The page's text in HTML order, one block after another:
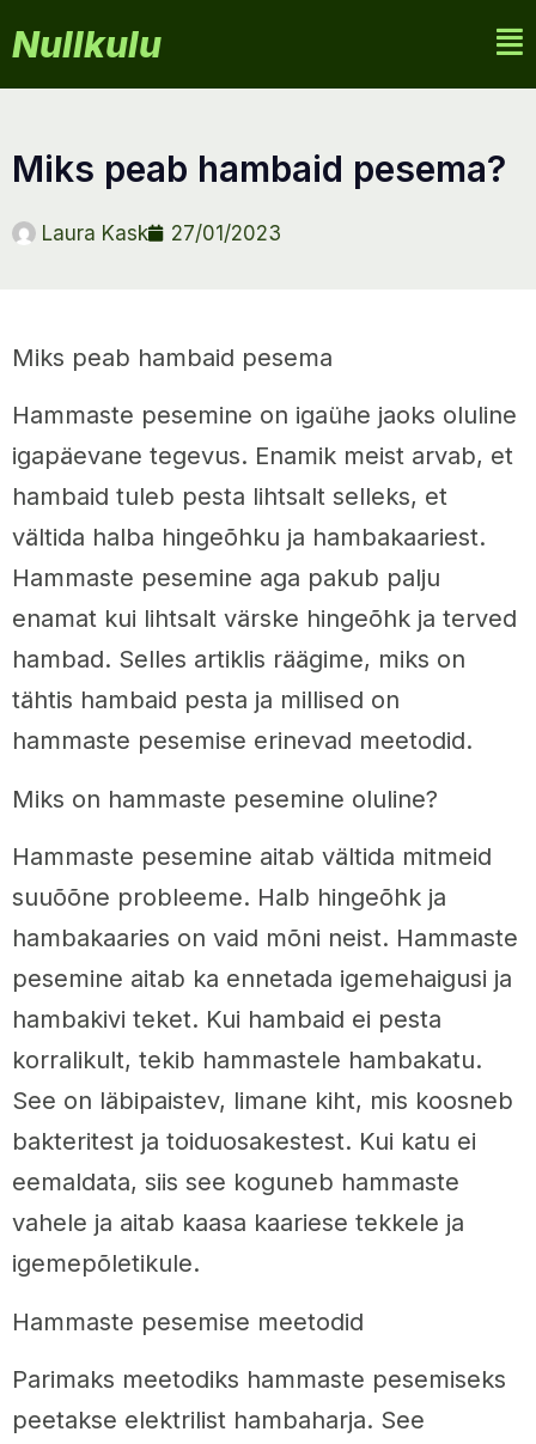
Nullkulu
miks peab hambaid pesema?
Laura Kask 27/01/2023
Miks peab hambaid pesema
Hammaste pesemine on igaühe jaoks oluline
igapäevane tegevus. Enamik meist arvab, et
hambaid tuleb pesta lihtsalt selleks, et
vältida halba hingeõhku ja hambakaariest.
Hammaste pesemine aga pakub palju
enamat kui lihtsalt värske hingeõhk ja terved
hambad. Selles artiklis räägime, miks on
tähtis hambaid pesta ja millised on
hammaste pesemise erinevad meetodid.
Miks on hammaste pesemine oluline?
Hammaste pesemine aitab vältida mitmeid
suuõõne probleeme. Halb hingeõhk ja
hambakaaries on vaid mõni neist. Hammaste
pesemine aitab ka ennetada igemehaigusi ja
hambakivi teket. Kui hambaid ei pesta
korralikult, tekib hammastele hambakatu.
See on läbipaistev, limane kiht, mis koosneb
bakteritest ja toiduosakestest. Kui katu ei
eemaldata, siis see koguneb hammaste
vahele ja aitab kaasa kaariese tekkele ja
igemepõletikule.
Hammaste pesemise meetodid
Parimaks meetodiks hammaste pesemiseks
peetakse elektrilist hambaharja. See